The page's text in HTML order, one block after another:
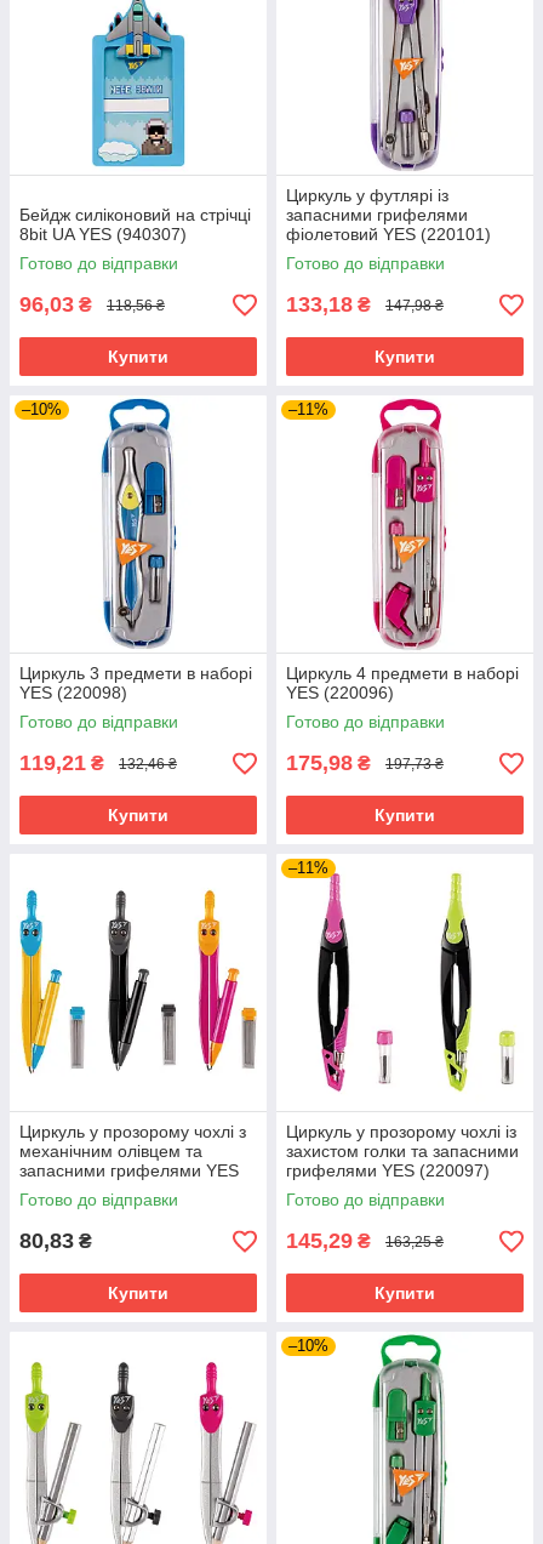
Бейдж силіконовий на стрічці
8bit UA YES (940307)
Готово до відправки
96,03 ₴ 118,56 ₴
Купити
Циркуль у футлярі із
запасними грифелями
фіолетовий YES (220101)
Готово до відправки
133,18 ₴ 147,98 ₴
Купити
–10%
Циркуль 3 предмети в наборі
YES (220098)
Готово до відправки
119,21 ₴ 132,46 ₴
Купити
–11%
Циркуль 4 предмети в наборі
YES (220096)
Готово до відправки
175,98 ₴ 197,73 ₴
Купити
Циркуль у прозорому чохлі з
механічним олівцем та
запасними грифелями YES
(220092)
Готово до відправки
80,83 ₴
Купити
–11%
Циркуль у прозорому чохлі із
захистом голки та запасними
грифелями YES (220097)
Готово до відправки
145,29 ₴ 163,25 ₴
Купити
–10%